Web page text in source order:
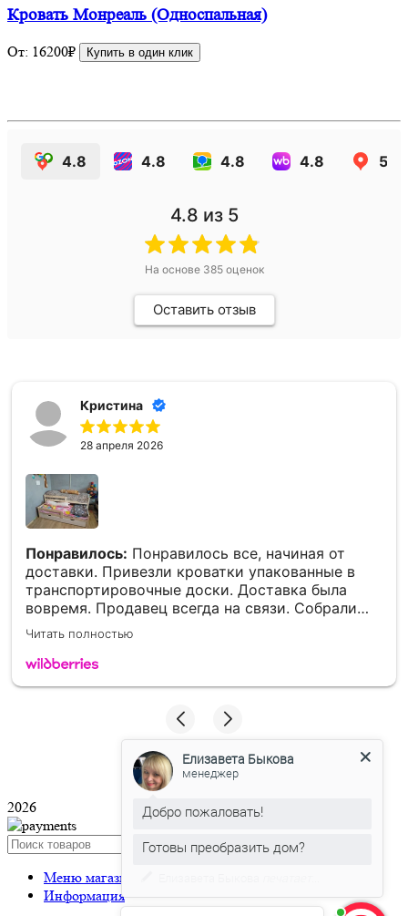
Кровать Монреаль (Односпальная)
От: 16200₽ Купить в один клик
4.8 4.8 4.8 4.8 5.0
4.8 из 5
На основе 385оценок
Оставить отзыв
Кристина
28 апреля 2026
Понравилось: Понравилось все, начиная от
доставки. Привезли кроватки упакованные в
транспортировочные доски. Доставка была
вовремя. Продавец всегда на связи. Собрали
конечно не быстро, все детали были в наличии.
Кроватка отличная, деткам понравились очень
❤️
отдельное спасибо. Если будем ещё заказывать
кровати, обязательно у вас. Дальнейшего вам
процветания ❤️
Читать полностью
Сделано на
2026
Search
Меню магазина
Информация
Елизавета Быкова
менеджер
Добро пожаловать!
Готовы преобразить дом?